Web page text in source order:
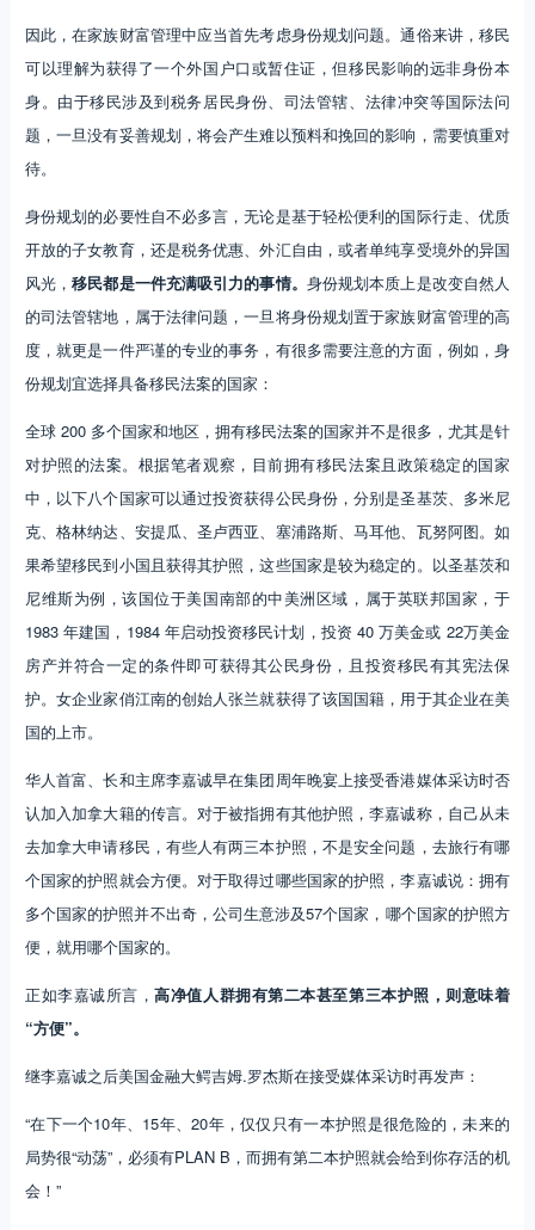
因此，在家族财富管理中应当首先考虑身份规划问题。通俗来讲，移民
可以理解为获得了一个外国户口或暂住证，但移民影响的远非身份本
身。由于移民涉及到税务居民身份、司法管辖、法律冲突等国际法问
题，一旦没有妥善规划，将会产生难以预料和挽回的影响，需要慎重对
待。
身份规划的必要性自不必多言，无论是基于轻松便利的国际行走、优质
开放的子女教育，还是税务优惠、外汇自由，或者单纯享受境外的异国
风光，移民都是一件充满吸引力的事情。 身份规划本质上是改变自然人
的司法管辖地，属于法律问题，一旦将身份规划置于家族财富管理的高
度，就更是一件严谨的专业的事务，有很多需要注意的方面，例如，身
份规划宜选择具备移民法案的国家：
全球 200 多个国家和地区，拥有移民法案的国家并不是很多，尤其是针
对护照的法案。根据笔者观察，目前拥有移民法案且政策稳定的国家
中，以下八个国家可以通过投资获得公民身份，分别是圣基茨、多米尼
克、格林纳达、安提瓜、圣卢西亚、塞浦路斯、马耳他、瓦努阿图。如
果希望移民到小国且获得其护照，这些国家是较为稳定的。以圣基茨和
尼维斯为例，该国位于美国南部的中美洲区域，属于英联邦国家，于
1983 年建国，1984 年启动投资移民计划，投资 40 万美金或 22万美金
房产并符合一定的条件即可获得其公民身份，且投资移民有其宪法保
护。女企业家俏江南的创始人张兰就获得了该国国籍，用于其企业在美
国的上市。
华人首富、长和主席李嘉诚早在集团周年晚宴上接受香港媒体采访时否
认加入加拿大籍的传言。对于被指拥有其他护照，李嘉诚称，自己从未
去加拿大申请移民，有些人有两三本护照，不是安全问题，去旅行有哪
个国家的护照就会方便。对于取得过哪些国家的护照，李嘉诚说：拥有
多个国家的护照并不出奇，公司生意涉及57个国家，哪个国家的护照方
便，就用哪个国家的。
正如李嘉诚所言，高净值人群拥有第二本甚至第三本护照，则意味着
“方便”。
继李嘉诚之后美国金融大鳄吉姆.罗杰斯在接受媒体采访时再发声：
“在下一个10年、15年、20年，仅仅只有一本护照是很危险的，未来的
局势很“动荡”，必须有PLAN B，而拥有第二本护照就会给到你存活的机
会！”